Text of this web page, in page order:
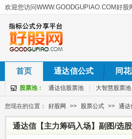
首页 通达信公式 同
股票池： 通达信股票池 大智慧股票池
您现在的位置： 好股网 >> 股票公式 >> 通达
通达信【主力筹码入场】副图/选